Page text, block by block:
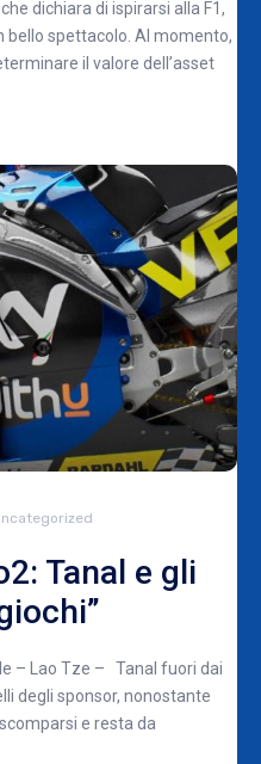
dichiara di ispirarsi alla F1,
bello spettacolo. Al momento,
il valore dell’asset
Tanal e gli
– Lao Tze – Tanal fuori dai
degli sponsor, nonostante
e resta da